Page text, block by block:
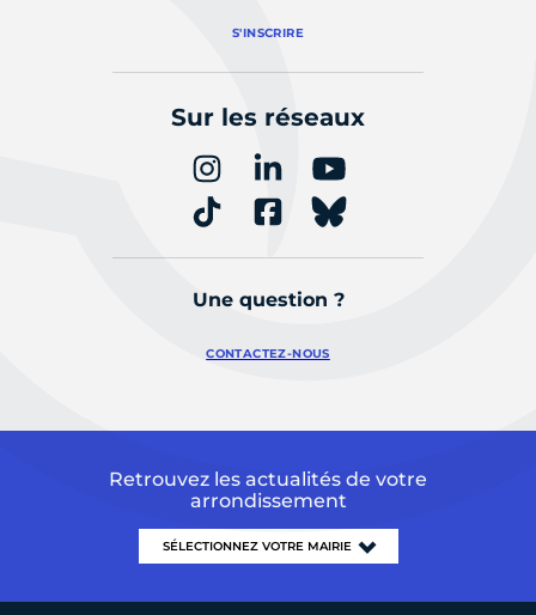
S'INSCRIRE
Sur les réseaux
Une question ?
CONTACTEZ-NOUS
Retrouvez les actualités de votre
arrondissement